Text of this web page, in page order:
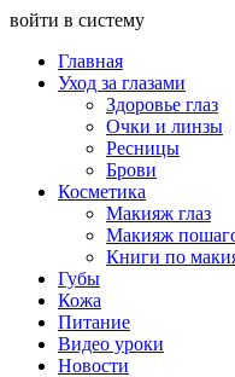
войти в систему
Главная
Уход за глазами
Здоровье глаз
Очки и линзы
Ресницы
Брови
Косметика
Макияж глаз
Макияж
Книги по
Губы
Кожа
Питание
Видео уроки
Новости